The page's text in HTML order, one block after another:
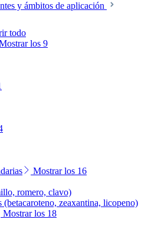
y ámbitos de aplicación
todo
los 9
Mostrar los 16
romero, clavo)
zeaxantina, licopeno)
Mostrar los 18